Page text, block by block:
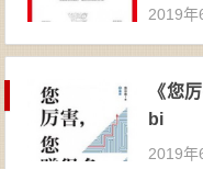
2019年
《您
bi
2019年